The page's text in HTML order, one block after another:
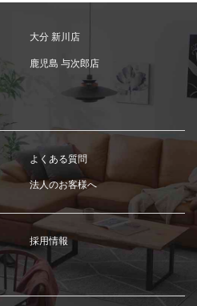
大分 新川店
鹿児島 与次郎店
よくある質問
法人のお客様へ
採用情報